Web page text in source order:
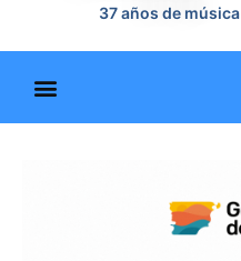
37 años de noticias